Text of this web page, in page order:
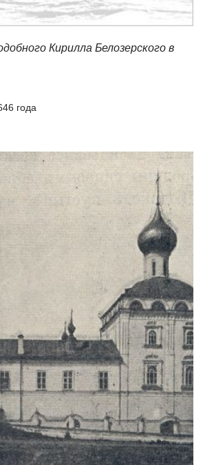
Кирилла Белозерского в
года